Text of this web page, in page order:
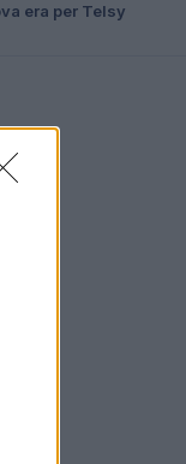
era per Telsy